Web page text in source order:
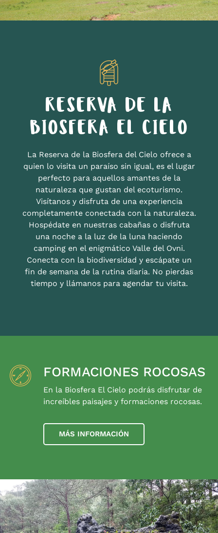
RESERVA DE LA
BIOSFERA EL CIELO
La Reserva de la Biosfera del Cielo ofrece a
quien lo visita un paraíso sin igual, es el lugar
perfecto para aquellos amantes de la
naturaleza que gustan del ecoturismo.
Visítanos y disfruta de una experiencia
completamente conectada con la naturaleza.
Hospédate en nuestras cabañas o disfruta
una noche a la luz de la luna haciendo
camping en el enigmático Valle del Ovni.
Conecta con la biodiversidad y escápate un
fin de semana de la rutina diaria. No pierdas
tiempo y llámanos para agendar tu visita.
FORMACIONES ROCOSAS
En la Biosfera El Cielo podrás disfrutar de
increíbles paisajes y formaciones rocosas.
MÁS INFORMACIÓN